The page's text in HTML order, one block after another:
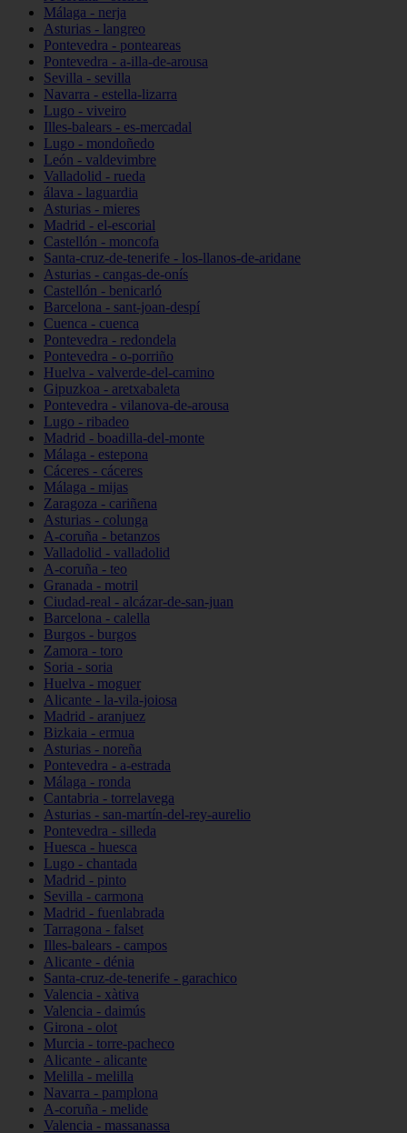
Málaga - nerja
Asturias - langreo
Pontevedra - ponteareas
Pontevedra - a-illa-de-arousa
Sevilla - sevilla
Navarra - estella-lizarra
Lugo - viveiro
Illes-balears - es-mercadal
Lugo - mondoñedo
León - valdevimbre
Valladolid - rueda
álava - laguardia
Asturias - mieres
Madrid - el-escorial
Castellón - moncofa
Santa-cruz-de-tenerife - los-llanos-de-aridane
Asturias - cangas-de-onís
Castellón - benicarló
Barcelona - sant-joan-despí
Cuenca - cuenca
Pontevedra - redondela
Pontevedra - o-porriño
Huelva - valverde-del-camino
Gipuzkoa - aretxabaleta
Pontevedra - vilanova-de-arousa
Lugo - ribadeo
Madrid - boadilla-del-monte
Málaga - estepona
Cáceres - cáceres
Málaga - mijas
Zaragoza - cariñena
Asturias - colunga
A-coruña - betanzos
Valladolid - valladolid
A-coruña - teo
Granada - motril
Ciudad-real - alcázar-de-san-juan
Barcelona - calella
Burgos - burgos
Zamora - toro
Soria - soria
Huelva - moguer
Alicante - la-vila-joiosa
Madrid - aranjuez
Bizkaia - ermua
Asturias - noreña
Pontevedra - a-estrada
Málaga - ronda
Cantabria - torrelavega
Asturias - san-martín-del-rey-aurelio
Pontevedra - silleda
Huesca - huesca
Lugo - chantada
Madrid - pinto
Sevilla - carmona
Madrid - fuenlabrada
Tarragona - falset
Illes-balears - campos
Alicante - dénia
Santa-cruz-de-tenerife - garachico
Valencia - xàtiva
Valencia - daimús
Girona - olot
Murcia - torre-pacheco
Alicante - alicante
Melilla - melilla
Navarra - pamplona
A-coruña - melide
Valencia - massanassa